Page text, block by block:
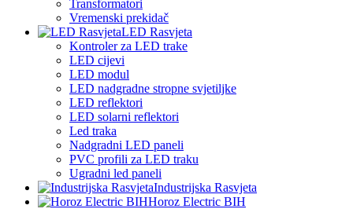
Transformatori
Vremenski prekidač
LED Rasvjeta
Kontroler za LED trake
LED cijevi
LED modul
LED nadgradne stropne svjetiljke
LED reflektori
LED solarni reflektori
Led traka
Nadgradni LED paneli
PVC profili za LED traku
Ugradni led paneli
Industrijska Rasvjeta
Horoz Electric BIH